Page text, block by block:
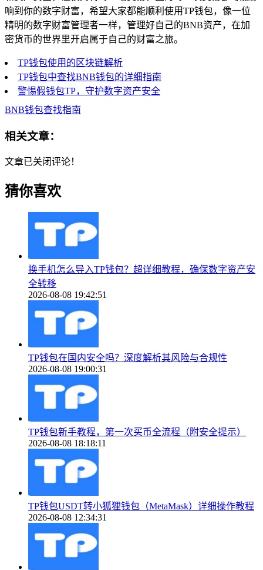
响到你的数字财富，希望大家都能顺利使用TP钱包，像一位
精明的数字财富管理者一样，管理好自己的BNB资产，在加
密货币的世界里开启属于自己的财富之旅。
TP钱包使用的区块链解析
TP钱包中查找BNB钱包的详细指南
警惕假钱包TP，守护数字资产安全
BNB钱包查找指南
相关文章：
文章已关闭评论！
猜你喜欢
换手机怎么导入TP钱包？超详细教程，确保数字资产安
全转移
2026-08-08 19:42:51
TP钱包在国内安全吗？深度解析其风险与合规性
2026-08-08 19:00:31
TP钱包新手教程，第一次买币全流程（附安全提示）
2026-08-08 18:18:11
TP钱包USDT转小狐狸钱包（MetaMask）详细操作教程
2026-08-08 12:34:31